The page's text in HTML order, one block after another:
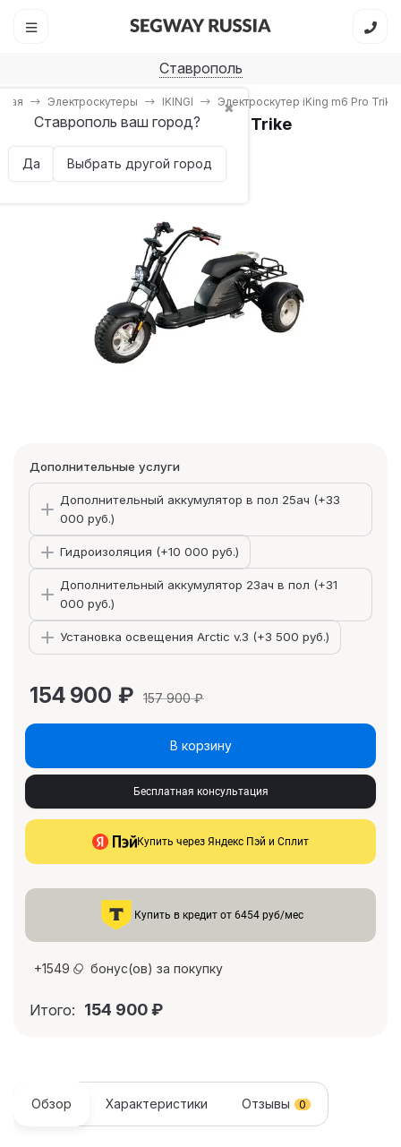
Ставрополь
✖
Ставрополь ваш город?
Да Выбрать другой город
Электроскутеры IKINGI Электроскутер iKing m6 Pro Trike
Электроскутер iKing m6 Pro Trike
Дополнительные услуги
Дополнительный аккумулятор в пол 25ач (+33
000 руб.)
Гидроизоляция (+10 000 руб.)
Дополнительный аккумулятор 23ач в пол (+31
000 руб.)
Установка освещения Arctic v.3 (+3 500 руб.)
154 900 ₽ 157 900 ₽
В корзину
Бесплатная консультация
Купить через Яндекс Пэй и Сплит
Купить в кредит от 6454 руб/мес
+1549 бонус(ов) за покупку
Итого: 154 900₽
Обзор Характеристики Отзывы 0